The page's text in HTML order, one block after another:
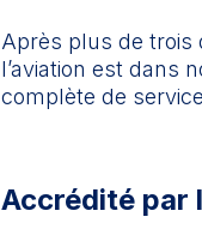
Après plus de trois
l’aviation est dans
complète de
Accrédité par